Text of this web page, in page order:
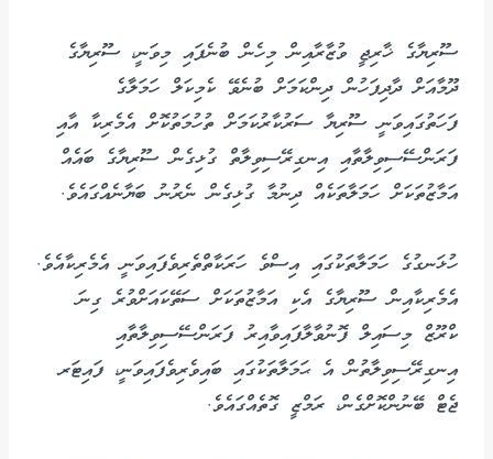
ސޫރިޔާގެ ޚާރިޖީ ވުޒާރާއިން މިހެން ބުނެފައި މިވަނީ، ސޫރިޔާގެ
ދޫމާއަށް ދާދިފަހުން ދިންކަމަށް ބުނެވޭ ކެމިކަލް ހަމަލާގެ
ފަހަތުގައިވަނީ ސޫރިޔާ ސަރުކާރުކަމަށް ތުހުމަތުކޮށް އެމެރިކާ އާއި
ފަރަންސޭސިވިލާތާއި އިނގިރޭސިވިލާތް ގުޅިގެން ސޫރިޔާގެ ބައެއް
އަމާޒުތަކަށް ހަމަލާތަކެއް ދިނުމާ ގުޅިގެން ނެރުނު ބަޔާނެއްގައެވެ.
ހުޅަނގުގެ ހަމަލާތަކުގައި އިސްވެ ހަރަކާތްތެރިވެފައިވަނީ އެމެރިކާއެވެ.
އެމެރިކާއިން ސޫރިޔާގެ އެކި އަމާޒުތަކަށް ސަތޭކައަށްވުރެ ގިނަ
ކްރޫޒް މިސައިލް ފޮނުވާލާފައިވާއިރު ފަރަންސޭސިވިލާތާއި
އިނގިރޭސިވިލާތުން އެ ޙަމަލާތަކުގައި ބައިވެރިވެފައިވަނީ، ފައިޓަރ
ޖެޓް ބޭނުންކޮށްގެން، ރަމްޒީ ގޮތެއްގައެވެ.